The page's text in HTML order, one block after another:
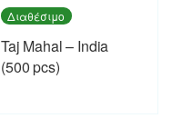
Διαθέσιμο
Taj Mahal – India
(500 pcs)